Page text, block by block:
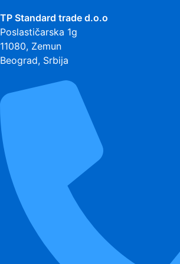
TP Standard trade d.o.o
Poslastičarska 1g
11080, Zemun
Beograd, Srbija